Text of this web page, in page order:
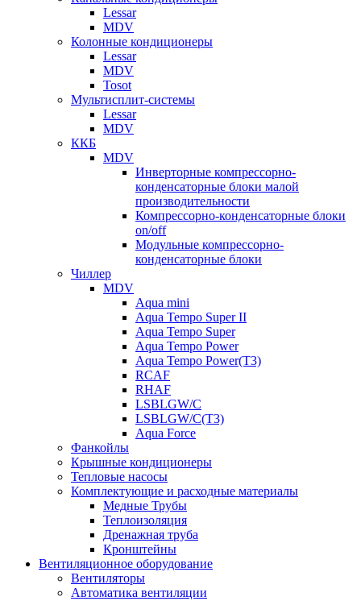
Lessar
MDV
Колонные кондиционеры
Lessar
MDV
Tosot
Мультисплит-системы
Lessar
MDV
ККБ
MDV
Инверторные компрессорно-
конденсаторные блоки малой
производительности
Компрессорно-конденсаторные блоки
on/off
Модульные компрессорно-
конденсаторные блоки
Чиллер
MDV
Aqua mini
Aqua Tempo Super II
Aqua Tempo Super
Aqua Tempo Power
Aqua Tempo Power(T3)
RCAF
RHAF
LSBLGW/C
LSBLGW/C(T3)
Aqua Force
Фанкойлы
Крышные кондиционеры
Тепловые насосы
Комплектующие и расходные материалы
Медные Трубы
Теплоизоляция
Дренажная труба
Кронштейны
Вентиляционное оборудование
Вентиляторы
Автоматика вентиляции